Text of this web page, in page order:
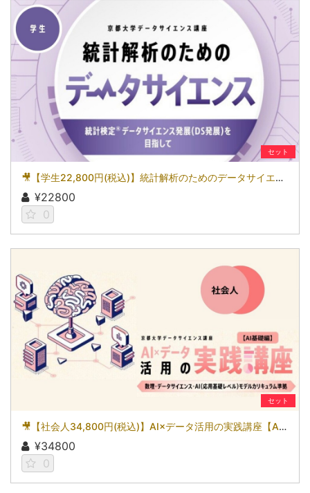
セット
🎥【学生22,800円(税込)】統計解析のためのデータサイエンス～統計検定(R)データサイエンス発展（DS発展）を目指して～［京都大学データサイエンス講座］（2026）
¥22800
0
セット
🎥【社会人34,800円(税込)】AI×データ活用の実践講座【AI基礎編】〜数理・データサイエンス・AI（応用基礎レベル）モデルカリキュラム準拠〜［京都大学データサイエンス講座］（2026）
¥34800
0